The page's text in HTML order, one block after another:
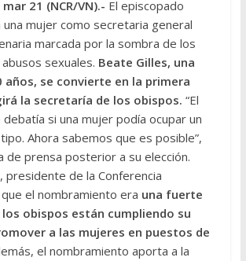
21 (NCR/VN).- El episcopado
una mujer como secretaria general
marcada por la sombra de los
sexuales. Beate Gilles, una
años, se convierte en la primera
la secretaría de los obispos. “El
si una mujer podía ocupar un
Ahora sabemos que es posible”,
de prensa posterior a su elección.
presidente de la Conferencia
el nombramiento era una fuerte
los obispos están cumpliendo su
a las mujeres en puestos de
el nombramiento aporta a la